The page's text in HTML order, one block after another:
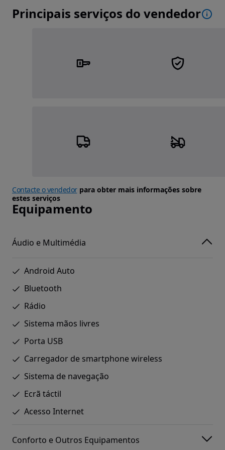
Principais serviços do vendedor
Contacte o vendedorpara obter mais informações sobre
estes serviços
Equipamento
Áudio e Multimédia
Android Auto
Bluetooth
Rádio
Sistema mãos livres
Porta USB
Carregador de smartphone wireless
Sistema de navegação
Ecrã táctil
Acesso Internet
Conforto e Outros Equipamentos